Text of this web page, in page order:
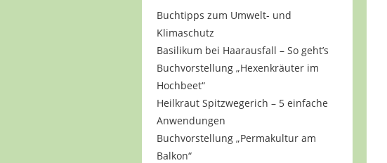
Buchtipps zum Umwelt- und
Klimaschutz
Basilikum bei Haarausfall – So geht’s
Buchvorstellung „Hexenkräuter im
Hochbeet“
Heilkraut Spitzwegerich – 5 einfache
Anwendungen
Buchvorstellung „Permakultur am
Balkon“